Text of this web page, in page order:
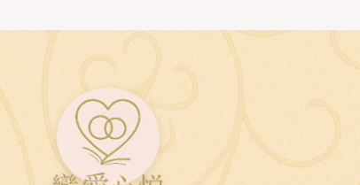
解
第
九
則：
🎿